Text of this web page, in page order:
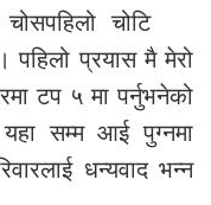
चोटि
पहिलो प्रयास मै मेरो
टप ५ मा पर्नुभनेको
सम्म आई पुग्नमा
धन्यवाद भन्न